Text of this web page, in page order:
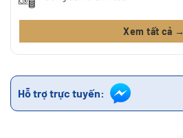
Xem tất cả →
Hỗ trợ trực tuyến: